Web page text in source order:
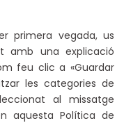
primera vegada, us
amb una explicació
feu clic a «Guardar
les categories de
al missatge
aquesta Política de